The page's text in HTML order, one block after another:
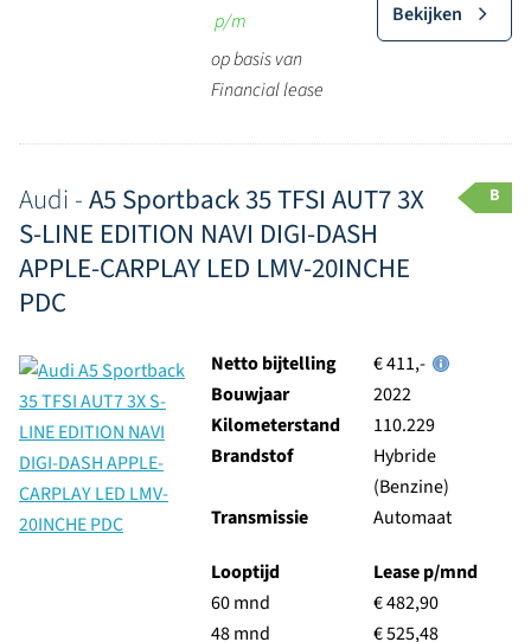
p/m
op basis van
Financial lease
Bekijken
Audi -A5 Sportback 35 TFSI AUT7 3X
S-LINE EDITION NAVI DIGI-DASH
APPLE-CARPLAY LED LMV-20INCHE
PDC
B
Netto bijtelling
€ 411,-
Bouwjaar
2022
Kilometerstand
110.229
Brandstof
Hybride
(Benzine)
Transmissie
Automaat
Looptijd
60 mnd
48 mnd
Lease p/mnd
€ 482,90
€ 525,48